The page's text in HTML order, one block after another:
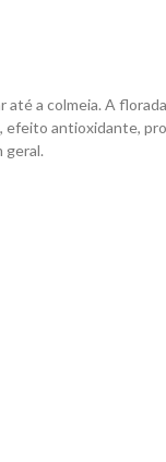
até a colmeia. A
efeito antioxidante,
geral.